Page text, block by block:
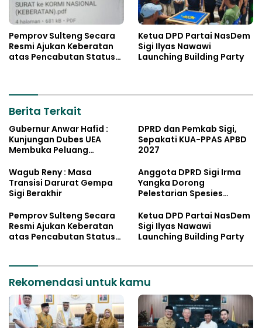
Pemprov Sulteng Secara
Resmi Ajukan Keberatan
atas Pencabutan Status
Ketua DPD Partai NasDem
Sigi Ilyas Nawawi
Launching Building Party
Berita Terkait
Gubernur Anwar Hafid :
Kunjungan Dubes UEA
Membuka Peluang
DPRD dan Pemkab Sigi,
Sepakati KUA-PPAS APBD
2027
Wagub Reny : Masa
Transisi Darurat Gempa
Sigi Berakhir
Anggota DPRD Sigi Irma
Yangka Dorong
Pelestarian Spesies
Pemprov Sulteng Secara
Resmi Ajukan Keberatan
atas Pencabutan Status
Ketua DPD Partai NasDem
Sigi Ilyas Nawawi
Launching Building Party
Rekomendasi untuk kamu